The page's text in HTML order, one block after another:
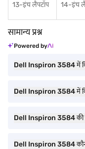
13-इंच लैपटॉप 14-इंच
सामान्य प्रश्न
Powered by
Dell Inspiron 3584 में
Dell Inspiron 3584 में
Dell Inspiron 3584 की
Dell Inspiron 3584 कौन